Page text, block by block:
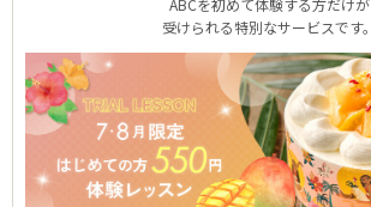
受けられる特別なサービスです。